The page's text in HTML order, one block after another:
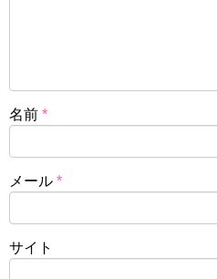
名前 *
メール *
サイト